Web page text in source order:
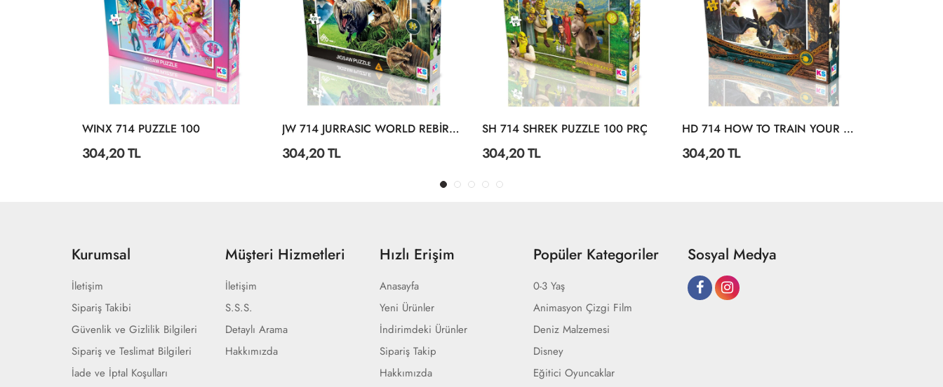
WINX 714 PUZZLE 100
304,20 TL
JW 714 JURRASIC WORLD REBİRTH PUZZLE 100 PRÇ
304,20 TL
SH 714 SHREK PUZZLE 100 PRÇ
304,20 TL
HD 714 HOW TO TRAIN YOUR DRAGON PUZZLE 100 PRÇ
304,20 TL
Kurumsal
İletişim
Sipariş Takibi
Güvenlik ve Gizlilik Bilgileri
Sipariş ve Teslimat Bilgileri
İade ve İptal Koşulları
Müşteri Hizmetleri
İletişim
S.S.S.
Detaylı Arama
Hakkımızda
Hızlı Erişim
Anasayfa
Yeni Ürünler
İndirimdeki Ürünler
Sipariş Takip
Hakkımızda
Popüler Kategoriler
0-3 Yaş
Animasyon Çizgi Film
Deniz Malzemesi
Disney
Eğitici Oyuncaklar
Sosyal Medya